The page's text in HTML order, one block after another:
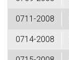
0711-2008
0714-2008